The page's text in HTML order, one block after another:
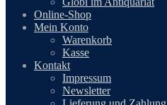
Online-Shop
Mein Konto
Warenkorb
Kasse
Kontakt
Impressum
Newsletter